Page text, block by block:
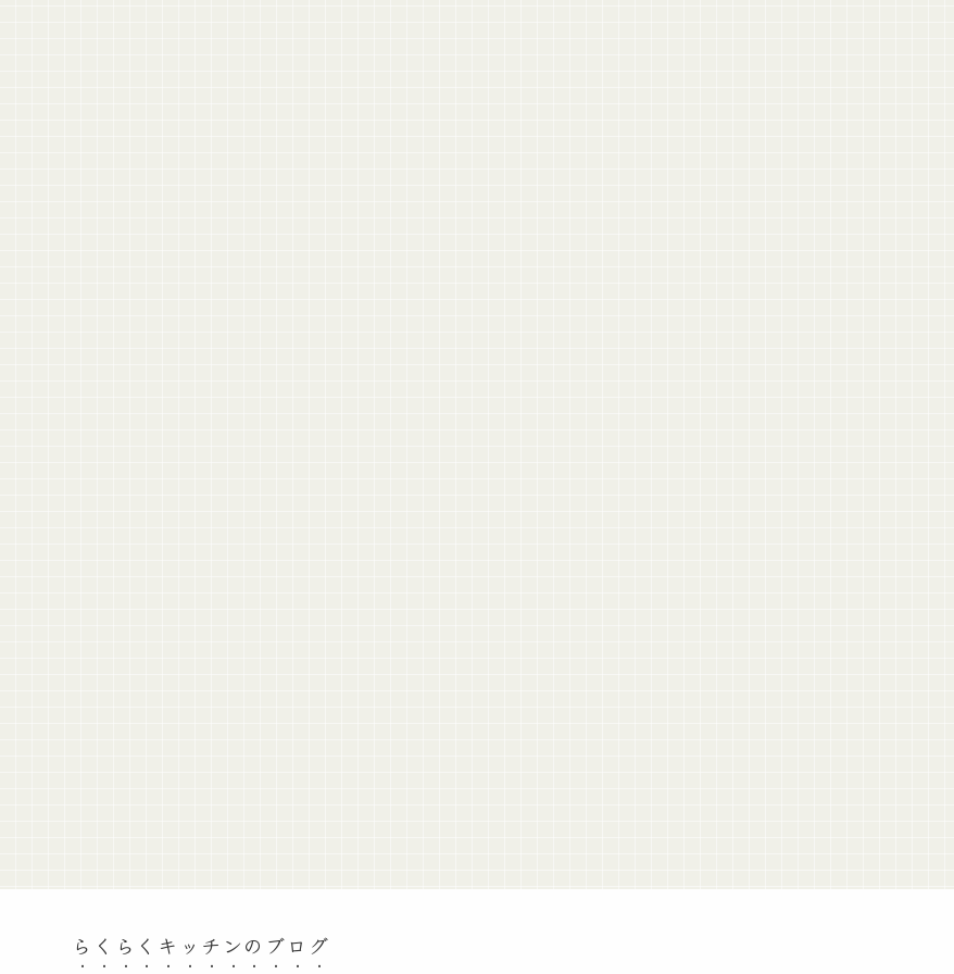
らくらくキッチンのブログ